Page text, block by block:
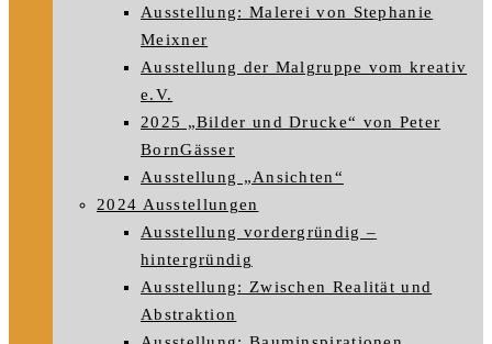
Ausstellung: Malerei von Stephanie
Meixner
Ausstellung der Malgruppe vom kreativ
e.V.
2025 „Bilder und Drucke“ von Peter
BornGässer
Ausstellung „Ansichten“
2024 Ausstellungen
Ausstellung vordergründig –
hintergründig
Ausstellung: Zwischen Realität und
Abstraktion